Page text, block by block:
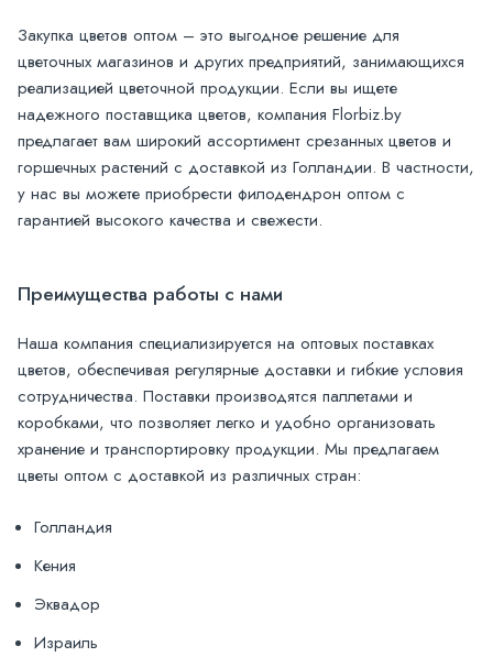
Закупка цветов оптом – это выгодное решение для
цветочных магазинов и других предприятий, занимающихся
реализацией цветочной продукции. Если вы ищете
надежного поставщика цветов, компания Florbiz.by
предлагает вам широкий ассортимент срезанных цветов и
горшечных растений с доставкой из Голландии. В частности,
у нас вы можете приобрести филодендрон оптом с
гарантией высокого качества и свежести.
Преимущества работы с нами
Наша компания специализируется на оптовых поставках
цветов, обеспечивая регулярные доставки и гибкие условия
сотрудничества. Поставки производятся паллетами и
коробками, что позволяет легко и удобно организовать
хранение и транспортировку продукции. Мы предлагаем
цветы оптом с доставкой из различных стран:
Голландия
Кения
Эквадор
Израиль